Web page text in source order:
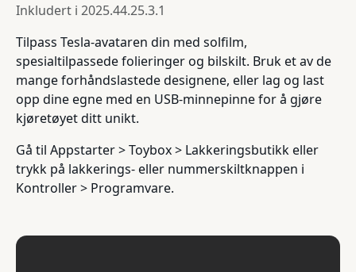
Inkludert i 2025.44.25.3.1
Tilpass Tesla-avataren din med solfilm,
spesialtilpassede folieringer og bilskilt. Bruk et av de
mange forhåndslastede designene, eller lag og last
opp dine egne med en USB-minnepinne for å gjøre
kjøretøyet ditt unikt.
Gå til Appstarter > Toybox > Lakkeringsbutikk eller
trykk på lakkerings- eller nummerskiltknappen i
Kontroller > Programvare.